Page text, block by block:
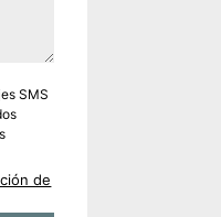
SMS
de